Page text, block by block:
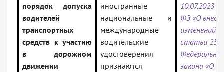
порядок допуска
водителей
транспортных
средств к участию
в дорожном
движении
иностранные
национальные и
международные
водительские
удостоверения
признаются
10.07.2023
ФЗ «О
изменений в
статьи 25
закона «О